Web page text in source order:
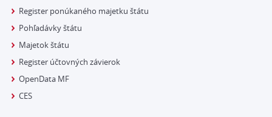
Register ponúkaného majetku štátu
Pohľadávky štátu
Majetok štátu
Register účtovných závierok
OpenData MF
CES